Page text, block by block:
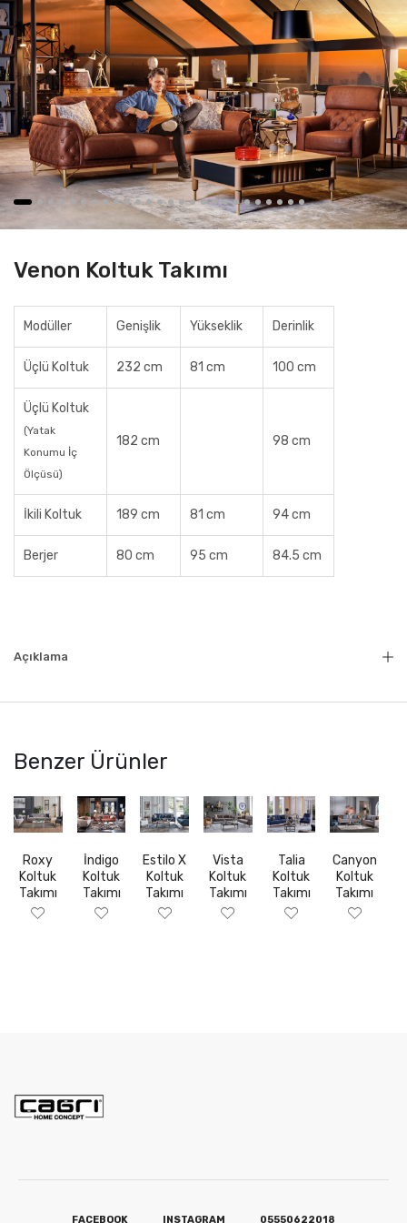
Venon Koltuk Takımı
Modüller Genişlik Yükseklik Derinlik
Üçlü Koltuk 232 cm 81 cm 100 cm
Üçlü Koltuk
(Yatak
Konumu İç
Ölçüsü)
182 cm 98 cm
İkili Koltuk 189 cm 81 cm 94 cm
Berjer 80 cm 95 cm 84.5 cm
Açıklama
Benzer Ürünler
Roxy
Koltuk
Takımı
İndigo
Koltuk
Takımı
Estilo X
Koltuk
Takımı
Vista
Koltuk
Takımı
Talia
Koltuk
Takımı
Canyon
Koltuk
Takımı
FACEBOOK INSTAGRAM 05550622018